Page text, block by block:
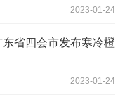
2023-01-24
东省四会市发布寒冷橙
2023-01-24